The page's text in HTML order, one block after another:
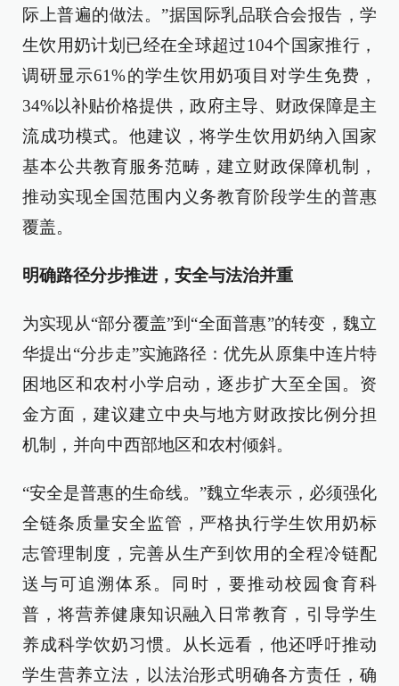
际上普遍的做法。”据国际乳品联合会报告，学
生饮用奶计划已经在全球超过104个国家推行，
调研显示61%的学生饮用奶项目对学生免费，
34%以补贴价格提供，政府主导、财政保障是主
流成功模式。他建议，将学生饮用奶纳入国家
基本公共教育服务范畴，建立财政保障机制，
推动实现全国范围内义务教育阶段学生的普惠
覆盖。
明确路径分步推进，安全与法治并重
为实现从“部分覆盖”到“全面普惠”的转变，魏立
华提出“分步走”实施路径：优先从原集中连片特
困地区和农村小学启动，逐步扩大至全国。资
金方面，建议建立中央与地方财政按比例分担
机制，并向中西部地区和农村倾斜。
“安全是普惠的生命线。”魏立华表示，必须强化
全链条质量安全监管，严格执行学生饮用奶标
志管理制度，完善从生产到饮用的全程冷链配
送与可追溯体系。同时，要推动校园食育科
普，将营养健康知识融入日常教育，引导学生
养成科学饮奶习惯。从长远看，他还呼吁推动
学生营养立法，以法治形式明确各方责任，确